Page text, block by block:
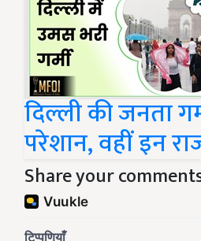
दिल्ली की जनता
परेशान, वहीं इन
Share your